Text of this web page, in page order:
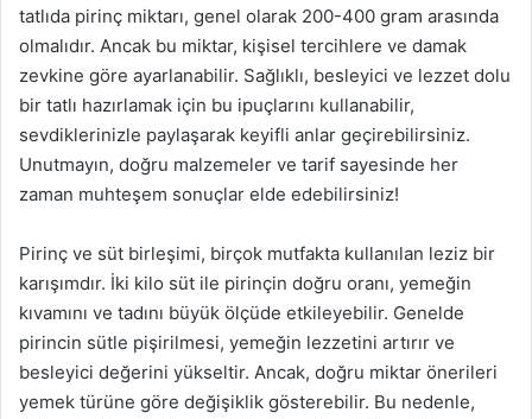
tatlıda pirinç miktarı, genel olarak 200-400 gram arasında
olmalıdır. Ancak bu miktar, kişisel tercihlere ve damak
zevkine göre ayarlanabilir. Sağlıklı, besleyici ve lezzet dolu
bir tatlı hazırlamak için bu ipuçlarını kullanabilir,
sevdiklerinizle paylaşarak keyifli anlar geçirebilirsiniz.
Unutmayın, doğru malzemeler ve tarif sayesinde her
zaman muhteşem sonuçlar elde edebilirsiniz!
Pirinç ve süt birleşimi, birçok mutfakta kullanılan leziz bir
karışımdır. İki kilo süt ile pirinçin doğru oranı, yemeğin
kıvamını ve tadını büyük ölçüde etkileyebilir. Genelde
pirincin sütle pişirilmesi, yemeğin lezzetini artırır ve
besleyici değerini yükseltir. Ancak, doğru miktar önerileri
yemek türüne göre değişiklik gösterebilir. Bu nedenle,